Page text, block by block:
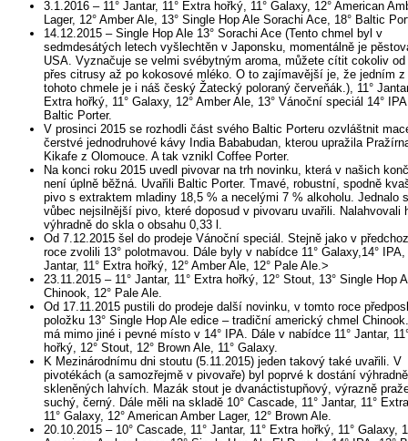
3.1.2016 – 11° Jantar, 11° Extra hořký, 11° Galaxy, 12° American
Lager, 12° Amber Ale, 13° Single Hop Ale Sorachi Ace, 18° Baltic
14.12.2015 – Single Hop Ale 13° Sorachi Ace (Tento chmel byl v
sedmdesátých letech vyšlechtěn v Japonsku, momentálně je
USA. Vyznačuje se velmi svébytným aroma, můžete cítit cokoliv od
přes citrusy až po kokosové mléko. O to zajímavější je, že jedním z
tohoto chmele je i náš český Žatecký poloraný červeňák.), 11°
Extra hořký, 11° Galaxy, 12° Amber Ale, 13° Vánoční speciál 14°
Baltic Porter.
V prosinci 2015 se rozhodli část svého Baltic Porteru ozvláštnit
čerstvé jednodruhové kávy India Bababudan, kterou upražila
Kikafe z Olomouce. A tak vznikl Coffee Porter.
Na konci roku 2015 uvedl pivovar na trh novinku, která v našich
není úplně běžná. Uvařili Baltic Porter. Tmavé, robustní, spodně
pivo s extraktem mladiny 18,5 % a necelými 7 % alkoholu. Jednalo
vůbec nejsilnější pivo, které doposud v pivovaru uvařili. Nalahvovali
výhradně do skla o obsahu 0,33 l.
Od 7.12.2015 šel do prodeje Vánoční speciál. Stejně jako v
roce zvolili 13° polotmavou. Dále byly v nabídce 11° Galaxy,14° IPA,
Jantar, 11° Extra hořký, 12° Amber Ale, 12° Pale Ale.>
23.11.2015 – 11° Jantar, 11° Extra hořký, 12° Stout, 13° Single Hop
Chinook, 12° Pale Ale.
Od 17.11.2015 pustili do prodeje další novinku, v tomto roce
položku 13° Single Hop Ale edice – tradiční americký chmel
má mimo jiné i pevné místo v 14° IPA. Dále v nabídce 11° Jantar,
hořký, 12° Stout, 12° Brown Ale, 11° Galaxy.
K Mezinárodnímu dni stoutu (5.11.2015) jeden takový také uvařili. V
pivotékách (a samozřejmě v pivovaře) byl poprvé k dostání
skleněných lahvích. Mazák stout je dvanáctistupňový, výrazně
suchý, černý. Dále měli na skladě 10° Cascade, 11° Jantar, 11°
11° Galaxy, 12° American Amber Lager, 12° Brown Ale.
20.10.2015 – 10° Cascade, 11° Jantar, 11° Extra hořký, 11° Galaxy,